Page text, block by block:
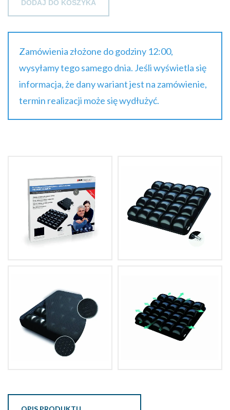
DODAJ DO KOSZYKA
Zamówienia złożone do godziny 12:00,
wysyłamy tego samego dnia. Jeśli wyświetla się
informacja, że dany wariant jest na zamówienie,
termin realizacji może się wydłużyć.